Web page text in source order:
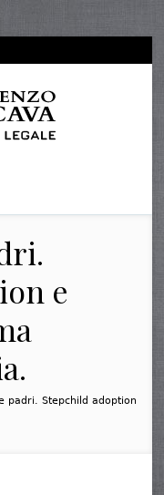
e
padri. Stepchild adoption